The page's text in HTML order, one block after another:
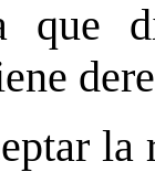
que
la